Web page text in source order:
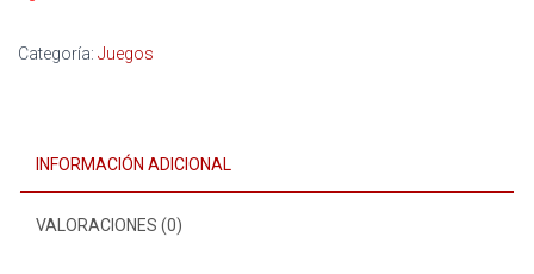
Categoría: Juegos
INFORMACIÓN ADICIONAL
VALORACIONES (0)